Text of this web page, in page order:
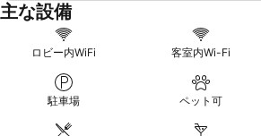
主な設備
ロビー内WiFi 客室内Wi-Fi
駐車場 ペット可